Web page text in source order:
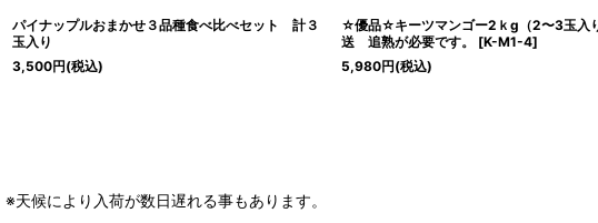
パイナップルおまかせ３品種食べ比べセット 計３
玉入り
3,500円(税込)
☆優品☆キーツマンゴー2ｋg（2〜3玉入
送 追熟が必要です。
[K-M1-4]
5,980円(税込)
※天候により入荷が数日遅れる事もあります。